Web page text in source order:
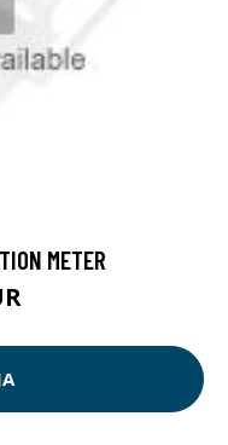
METER